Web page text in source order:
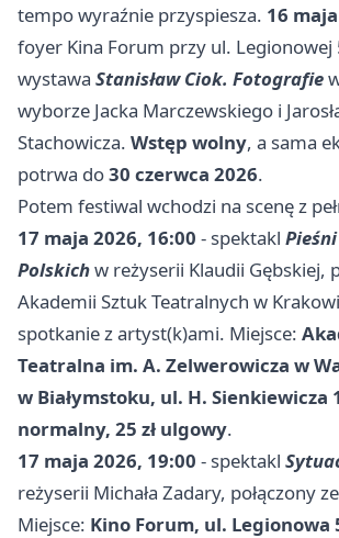
tempo wyraźnie przyspiesza. 16
foyer Kina Forum przy ul.
wystawa Stanisław Ciok. Fotografie
wyborze Jacka Marczewskiego i
Stachowicza. Wstęp wolny, a sama
potrwa do30 czerwca 2026.
Potem festiwal wchodzi na scenę z
17 maja 2026, 16:00 - spektakl
Polskichw reżyserii Klaudii Gębskiej,
Akademii Sztuk Teatralnych w
spotkanie z artyst(k)ami. Miejsce:
Teatralna im. A. Zelwerowicza w
w Białymstoku, ul. H. Sienkiewicza
normalny, 25 zł ulgowy.
17 maja 2026, 19:00 - spektakl
reżyserii Michała Zadary, połączony
Miejsce: Kino Forum, ul. Legionowa